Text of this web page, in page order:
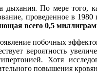
По мере того,
проведенное в
всего 0,5
побочных
вероятность
Хотя
повышения